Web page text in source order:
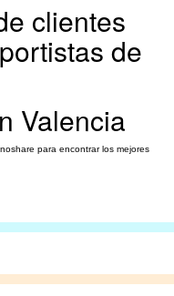
clientes
de
Valencia
para encontrar los mejores